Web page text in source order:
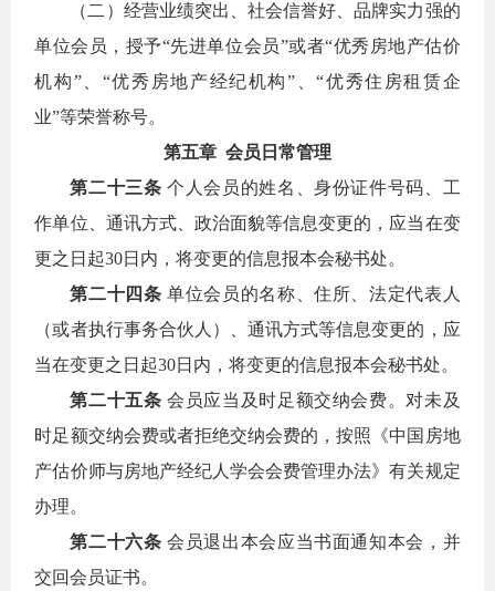
（二）经营业绩突出、社会信誉好、品牌实力强的
单位会员，授予“先进单位会员”或者“优秀房地产估价
机构”、“优秀房地产经纪机构”、“优秀住房租赁企
业”等荣誉称号。
第五章 会员日常管理
第二十三条 个人会员的姓名、身份证件号码、工
作单位、通讯方式、政治面貌等信息变更的，应当在变
更之日起30日内，将变更的信息报本会秘书处。
第二十四条 单位会员的名称、住所、法定代表人
（或者执行事务合伙人）、通讯方式等信息变更的，应
当在变更之日起30日内，将变更的信息报本会秘书处。
第二十五条 会员应当及时足额交纳会费。对未及
时足额交纳会费或者拒绝交纳会费的，按照《中国房地
产估价师与房地产经纪人学会会费管理办法》有关规定
办理。
第二十六条 会员退出本会应当书面通知本会，并
交回会员证书。